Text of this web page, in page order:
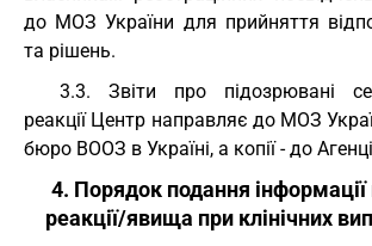
до МОЗ України для прийняття
та рішень.
3.3. Звіти про підозрювані
реакції Центр направляє до МОЗ
бюро ВООЗ в Україні, а копії - до
4. Порядок подання інформації
реакції/явища при клінічних